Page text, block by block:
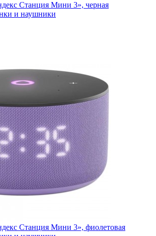
Станция Мини 3», черная
и наушники
Станция Мини 3», фиолетовая